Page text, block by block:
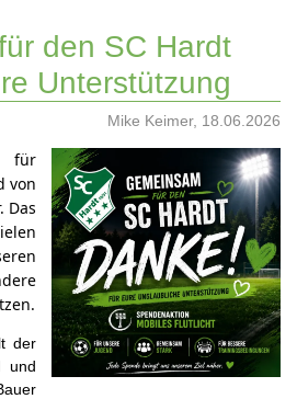
den SC Hardt
Unterstützung
Mike Keimer, 18.06.2026
für
von
Das
der
und